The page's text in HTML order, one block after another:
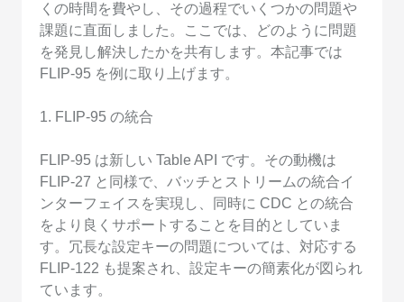
くの時間を費やし、その過程でいくつかの問題や
課題に直面しました。ここでは、どのように問題
を発見し解決したかを共有します。本記事では
FLIP-95 を例に取り上げます。
1. FLIP-95 の統合
FLIP-95 は新しい Table API です。その動機は
FLIP-27 と同様で、バッチとストリームの統合イ
ンターフェイスを実現し、同時に CDC との統合
をより良くサポートすることを目的としていま
す。冗長な設定キーの問題については、対応する
FLIP-122 も提案され、設定キーの簡素化が図られ
ています。